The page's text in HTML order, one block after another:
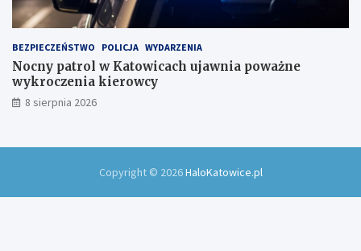
BEZPIECZEŃSTWO POLICJA WYDARZENIA
Nocny patrol w Katowicach ujawnia poważne
wykroczenia kierowcy
8 sierpnia 2026
Copyright © 2026HaloKatowice.pl